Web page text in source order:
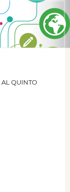
AL QUINTO